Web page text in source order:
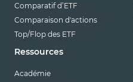
Comparatif d’ETF
Comparaison d'actions
Top/Flop des ETF
Ressources
Académie